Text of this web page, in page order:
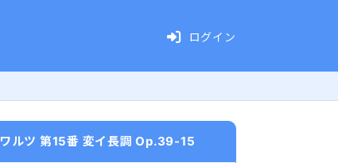
ログイン
ワルツ 第15番 変イ長調 Op.39-15